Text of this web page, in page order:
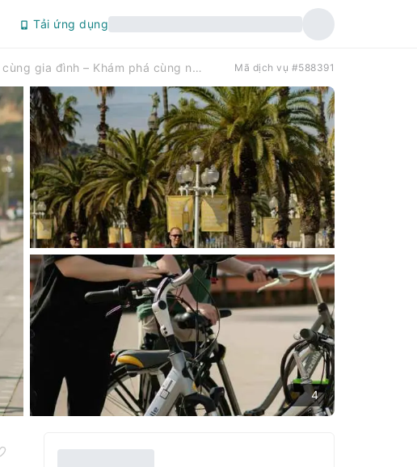
Tải ứng dụng
Barcelona: Thuê xe đạp/xe đạp điện cùng gia đình – Khám phá cùng nhau | Tây Ban Nha Mã dịch vụ #588391
4